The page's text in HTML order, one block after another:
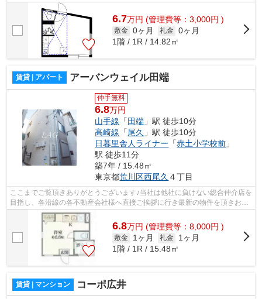
様へ提供しております！最新の情報は...
6.7万円 (管理費等：3,000円 )
敷金 0ヶ月 礼金 0ヶ月
1階 / 1R / 14.82㎡
賃貸 | アパート アーバンウェイル田端
仲手無料
6.8万円
山手線 「 田端 」駅 徒歩10分
高崎線 「尾久 」駅 徒歩10分
日暮里舎人ライナー 「赤土小学校前 」
駅 徒歩11分
築7年 / 15.48㎡
東京都荒川区西尾久 ４丁目
ここまでご覧頂きありがとうございます♪当社は他社に負けない総合仲介店を
目指し、各沿線の各不動産会社様へ直接ご挨拶に行き最新の物件を頂きお客
様へ提供しております！最新の情報は...
6.8万円 (管理費等：8,000円 )
敷金 1ヶ月 礼金
1ヶ月
1階 / 1R / 15.48㎡
賃貸 | マンション コーポ広井